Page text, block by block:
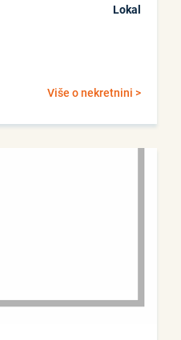
Lokal
Više o nekretnini >